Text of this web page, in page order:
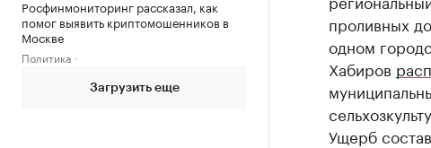
Росфинмониторинг рассказал, как
помог выявить криптомошенников в
Москве
Политика
Загрузить еще
проливных
одном
Хабиров
Ущерб